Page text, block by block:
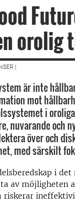
orolig
|
är inte
mot
i
nuvarande och
över och
med särskilt
i
av möjligheten
riskerar